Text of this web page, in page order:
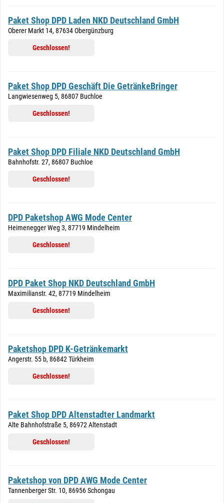
Paket Shop DPD Laden NKD Deutschland GmbH
Oberer Markt 14, 87634 Obergünzburg
Geschlossen!
Paket Shop DPD Geschäft Die GetränkeBringer
Langwiesenweg 5, 86807 Buchloe
Geschlossen!
Paket Shop DPD Filiale NKD Deutschland GmbH
Bahnhofstr. 27, 86807 Buchloe
Geschlossen!
DPD Paketshop AWG Mode Center
Heimenegger Weg 3, 87719 Mindelheim
Geschlossen!
DPD Paket Shop NKD Deutschland GmbH
Maximilianstr. 42, 87719 Mindelheim
Geschlossen!
Paketshop DPD K-Getränkemarkt
Angerstr. 55 b, 86842 Türkheim
Geschlossen!
Paket Shop DPD Altenstadter Landmarkt
Alte Bahnhofstraße 5, 86972 Altenstadt
Geschlossen!
Paketshop von DPD AWG Mode Center
Tannenberger Str. 10, 86956 Schongau